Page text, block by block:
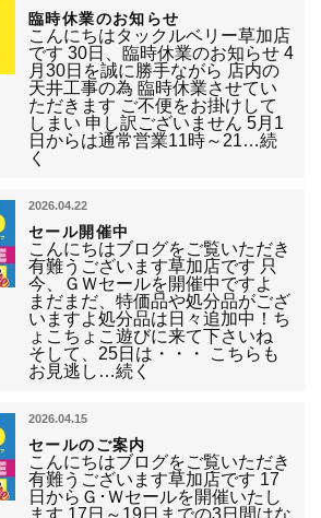
臨時休業のお知らせ
こんにちはタックルベリー草加店
です 30日、臨時休業のお知らせ 4
月30日を誠に勝手ながら 店内の
天井工事の為 臨時休業させてい
ただきます ご不便をお掛けして
しまい 申し訳ございません 5月1
日からは通常営業11時～21…続
く
2026.04.22
セール開催中
こんにちはブログをご覧いただき
有難うございます草加店です 只
今、ＧＷセールを開催中ですよ
まだまだ、特価品や処分品がござ
いますよ処分品は日々追加中！ち
ょこちょこ遊びに来て下さいね
そして、25日は・・・ こちらも
お見逃し…続く
2026.04.15
セールのご案内
こんにちはブログをご覧いただき
有難うございます草加店です 17
日からＧ･Ｗセールを開催いたし
ます 17日～19日までの3日間はな